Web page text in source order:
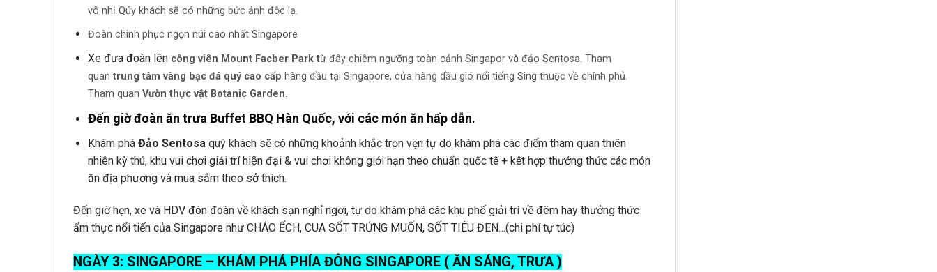
vô nhị Qúy khách sẽ có những bức ảnh độc lạ.
Đoàn chinh phục ngọn núi cao nhất Singapore
Xe đưa đoàn lên công viên Mount Facber Park từ đây chiêm ngưỡng toàn cảnh Singapor và đảo Sentosa. Tham
quan trung tâm vàng bạc đá quý cao cấp hàng đầu tại Singapore, cửa hàng dầu gió nổi tiếng Sing thuộc về chính phủ.
Tham quan Vườn thực vật Botanic Garden.
Đến giờ đoàn ăn trưa Buffet BBQ Hàn Quốc, với các món ăn hấp dẫn.
Khám phá Đảo Sentosaquý khách sẽ có những khoảnh khắc trọn vẹn tự do khám phá các điểm tham quan thiên
nhiên kỳ thú, khu vui chơi giải trí hiện đại & vui chơi không giới hạn theo chuẩn quốc tế + kết hợp thưởng thức các món
ăn địa phương và mua sắm theo sở thích.
Đến giờ hẹn, xe và HDV đón đoàn về khách sạn nghỉ ngơi, tự do khám phá các khu phố giải trí về đêm hay thưởng thức
ẩm thực nổi tiến của Singapore như CHÁO ẾCH, CUA SỐT TRỨNG MUỐN, SỐT TIÊU ĐEN…(chi phí tự túc)
NGÀY 3: SINGAPORE – KHÁM PHÁ PHÍA ĐÔNG SINGAPORE ( ĂN SÁNG, TRƯA )